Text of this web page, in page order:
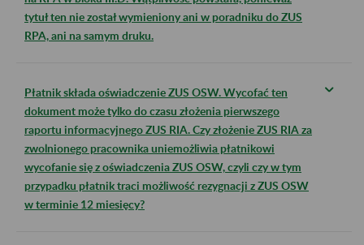
tytuł ten nie został wymieniony ani w poradniku do ZUS
RPA, ani na samym druku.
Płatnik składa oświadczenie ZUS OSW. Wycofać ten
dokument może tylko do czasu złożenia pierwszego
raportu informacyjnego ZUS RIA. Czy złożenie ZUS RIA za
zwolnionego pracownika uniemożliwia płatnikowi
wycofanie się z oświadczenia ZUS OSW, czyli czy w tym
przypadku płatnik traci możliwość rezygnacji z ZUS OSW
w terminie 12 miesięcy?